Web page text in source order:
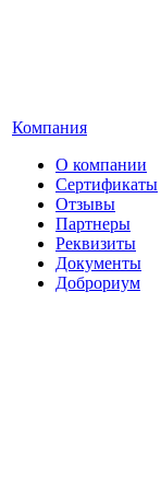
Компания
О компании
Сертификаты
Отзывы
Партнеры
Реквизиты
Документы
Доброриум